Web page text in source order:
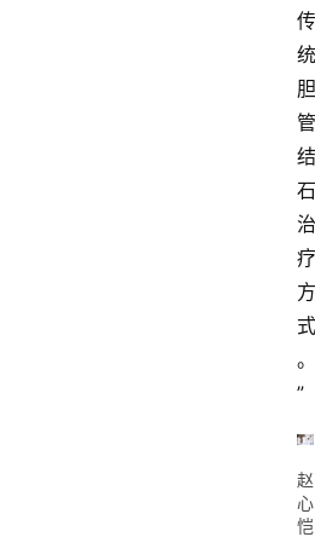
传
统
胆
管
结
石
治
疗
方
式
。
”
赵
心
恺